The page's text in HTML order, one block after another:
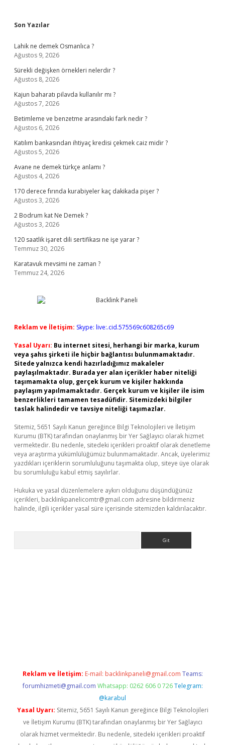
Sidebar
Son Yazılar
Lahik ne demek Osmanlıca ?
Ağustos 9, 2026
Sürekli değişken örnekleri nelerdir ?
Ağustos 8, 2026
Kajun baharatı pilavda kullanılır mı ?
Ağustos 7, 2026
Betimleme ve benzetme arasındaki fark nedir ?
Ağustos 6, 2026
Katılım bankasından ihtiyaç kredisi çekmek caiz midir ?
Ağustos 5, 2026
Avane ne demek türkçe anlamı ?
Ağustos 4, 2026
170 derece fırında kurabiyeler kaç dakikada pişer ?
Ağustos 3, 2026
2 Bodrum kat Ne Demek ?
Ağustos 3, 2026
120 saatlik işaret dili sertifikası ne işe yarar ?
Temmuz 30, 2026
Karatavuk mevsimi ne zaman ?
Temmuz 24, 2026
Reklam ve İletişim: Skype: live:.cid.575569c608265c69
Yasal Uyarı: Bu internet sitesi, herhangi bir marka, kurum
veya şahıs şirketi ile hiçbir bağlantısı bulunmamaktadır.
Sitede yalnızca kendi hazırladığımız makaleler
paylaşılmaktadır. Burada yer alan içerikler haber niteliği
taşımamakta olup, gerçek kurum ve kişiler hakkında
paylaşım yapılmamaktadır. Gerçek kurum ve kişiler ile isim
benzerlikleri tamamen tesadüfidir. Sitemizdeki bilgiler
taslak halindedir ve tavsiye niteliği taşımazlar.
Sitemiz, 5651 Sayılı Kanun gereğince Bilgi Teknolojileri ve İletişim
Kurumu (BTK) tarafından onaylanmış bir Yer Sağlayıcı olarak hizmet
vermektedir. Bu nedenle, sitedeki içerikleri proaktif olarak denetleme
veya araştırma yükümlülüğümüz bulunmamaktadır. Ancak, üyelerimiz
yazdıkları içeriklerin sorumluluğunu taşımakta olup, siteye üye olarak
bu sorumluluğu kabul etmiş sayılırlar.
Hukuka ve yasal düzenlemelere aykırı olduğunu düşündüğünüz
içerikleri, backlinkpanelicomtr@gmail.com adresine bildirmeniz
halinde, ilgili içerikler yasal süre içerisinde sitemizden kaldırılacaktır.
Reklam ve İletişim: E-mail: backlinkpaneli@gmail.com Teams:
forumhizmeti@gmail.com Whatsapp: 0262 606 0 726 Telegram:
@karabul
Yasal Uyarı: Sitemiz, 5651 Sayılı Kanun gereğince Bilgi Teknolojileri
ve İletişim Kurumu (BTK) tarafından onaylanmış bir Yer Sağlayıcı
olarak hizmet vermektedir. Bu nedenle, sitedeki içerikleri proaktif